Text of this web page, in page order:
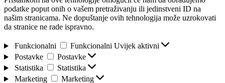
podatke poput onih o vašem pretraživanju ili jedinstveni ID na
našim stranicama. Ne dopuštanje ovih tehnologija može uzrokovati
da stranice ne rade ispravno.
Funkcionalni Funkcionalni Uvijek aktivni
Postavke
Postavke
Statistika
Statistika
Marketing
Marketing